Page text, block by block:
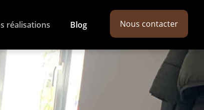
réalisations Blog Nous contacter